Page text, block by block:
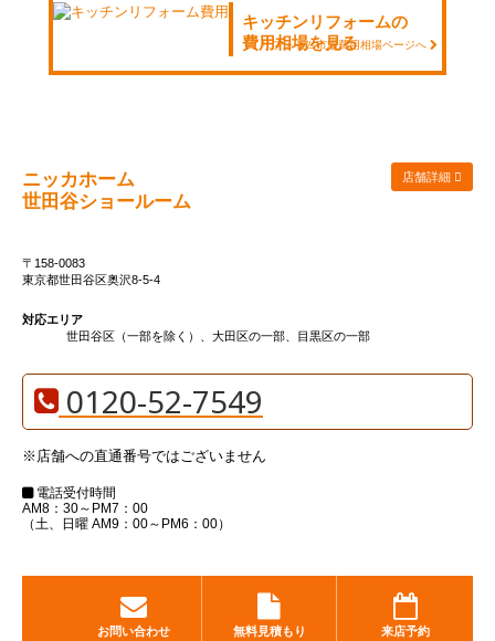
キッチンリフォームの
費用相場を見る
リフォーム市場費用相場ページへ
ニッカホーム
世田谷ショールーム
店舗詳細
〒158-0083
東京都世田谷区奥沢8-5-4
対応エリア
世田谷区（一部を除く）、大田区の一部、目黒区の一部
0120-52-7549
※店舗への直通番号ではございません
電話受付時間
AM8：30～PM7：00
（土、日曜 AM9：00～PM6：00）
お問い合わせ 無料見積もり 来店予約